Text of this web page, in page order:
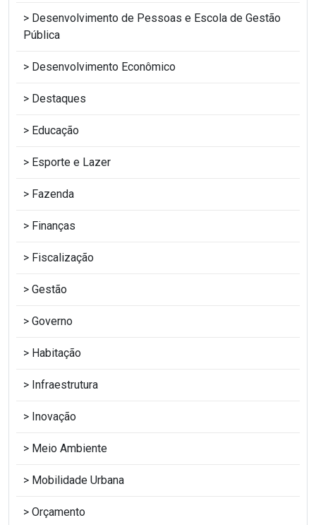
Desenvolvimento de Pessoas e Escola de Gestão
Pública
Desenvolvimento Econômico
Destaques
Educação
Esporte e Lazer
Fazenda
Finanças
Fiscalização
Gestão
Governo
Habitação
Infraestrutura
Inovação
Meio Ambiente
Mobilidade Urbana
Orçamento